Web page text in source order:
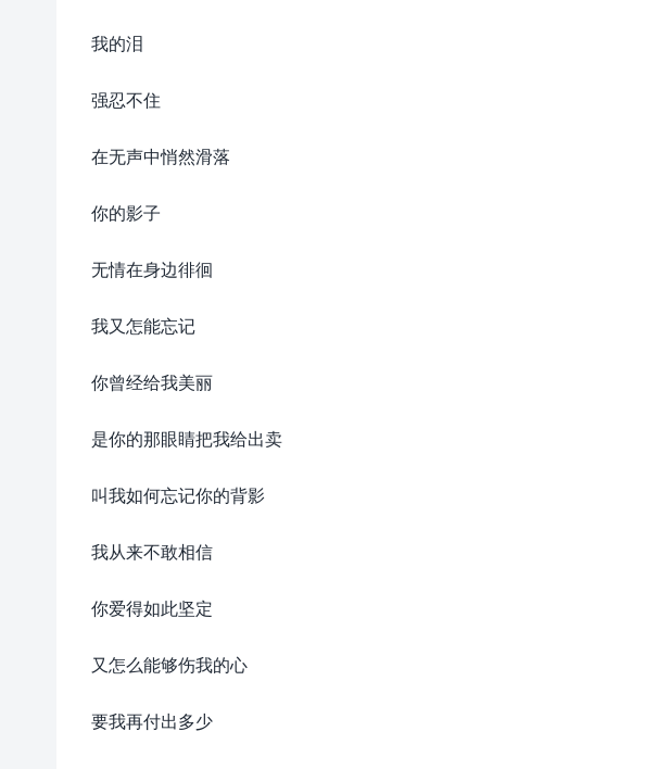
我的泪
强忍不住
在无声中悄然滑落
你的影子
无情在身边徘徊
我又怎能忘记
你曾经给我美丽
是你的那眼睛把我给出卖
叫我如何忘记你的背影
我从来不敢相信
你爱得如此坚定
又怎么能够伤我的心
要我再付出多少